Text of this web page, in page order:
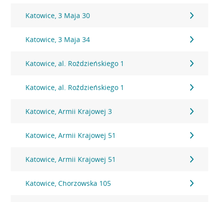
Katowice, 3 Maja 30
Katowice, 3 Maja 34
Katowice, al. Roździeńskiego 1
Katowice, al. Roździeńskiego 1
Katowice, Armii Krajowej 3
Katowice, Armii Krajowej 51
Katowice, Armii Krajowej 51
Katowice, Chorzowska 105